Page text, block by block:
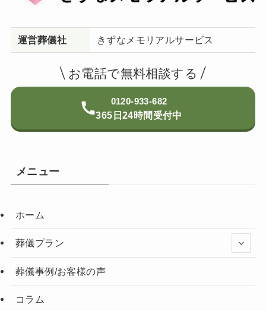
運営葬儀社 きずなメモリアルサービス
お電話で無料相談する
0120-933-682
365日24時間受付中
メニュー
ホーム
葬儀プラン
葬儀事例/お客様の声
コラム